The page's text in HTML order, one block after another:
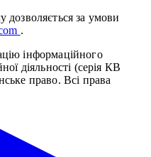
дозволяється за умови
.
інформаційного
діяльності (серія КВ
право. Всі права